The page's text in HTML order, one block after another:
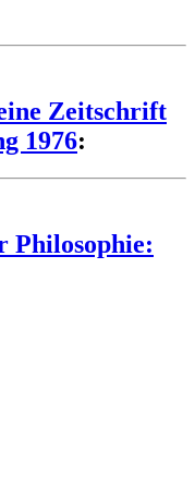
Zeitschrift
1976:
Philosophie: